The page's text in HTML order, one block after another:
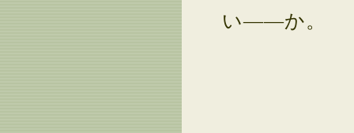
い――か。